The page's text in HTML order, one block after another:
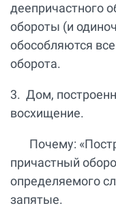
деепричастного
обороты (и
обособляются
оборота.
3. Дом,
восхищение.
Почему:
причастный
определяемого
запятые.